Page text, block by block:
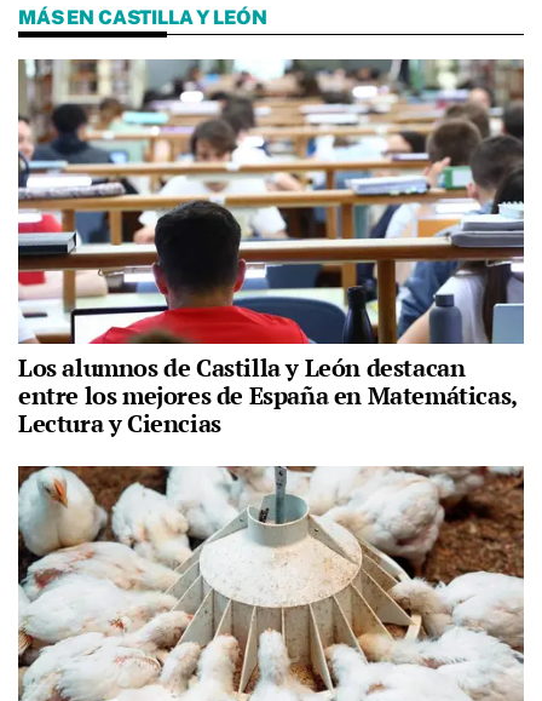
MÁS EN CASTILLA Y LEÓN
Los alumnos de Castilla y León destacan
entre los mejores de España en Matemáticas,
Lectura y Ciencias